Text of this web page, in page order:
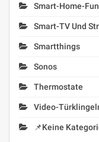
Smart-Home-
Smart-TV Und
Smartthings
Sonos
Thermostate
Video-
📌Keine